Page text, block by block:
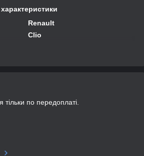
Renault
Clio
тільки по передоплаті.